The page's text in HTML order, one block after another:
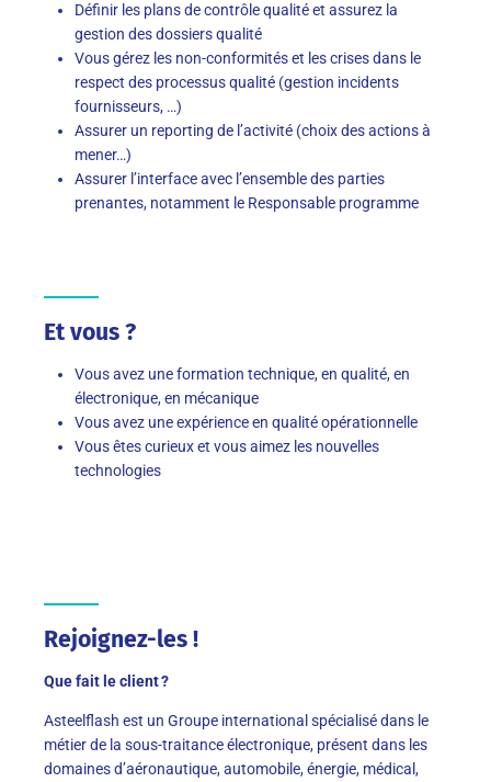
Définir les plans de contrôle qualité et assurez la
gestion des dossiers qualité
Vous gérez les non-conformités et les crises dans le
respect des processus qualité (gestion incidents
fournisseurs, …)
Assurer un reporting de l’activité (choix des actions à
mener…)
Assurer l’interface avec l’ensemble des parties
prenantes, notamment le Responsable programme
Et vous ?
Vous avez une formation technique, en qualité, en
électronique, en mécanique
Vous avez une expérience en qualité opérationnelle
Vous êtes curieux et vous aimez les nouvelles
technologies
Rejoignez-les !
Que fait le client ?
Asteelflash est un Groupe internationalspécialisé dans le
métier de la sous-traitance électronique, présent dans les
domaines d’aéronautique, automobile, énergie, médical,